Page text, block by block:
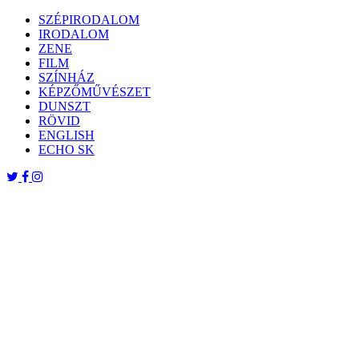
Skip
content
SZÉPIRODALOM
IRODALOM
ZENE
FILM
SZÍNHÁZ
KÉPZŐMŰVÉSZET
DUNSZT
RÖVID
ENGLISH
ECHO SK